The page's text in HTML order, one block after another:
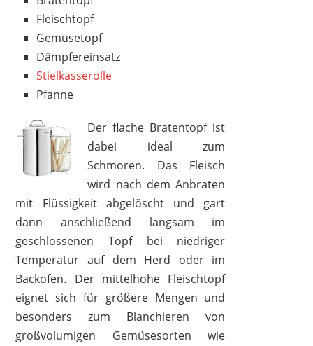
Fleischtopf
Gemüsetopf
Dämpfereinsatz
Stielkasserolle
Pfanne
Der flache Bratentopf ist
dabei ideal zum
Schmoren. Das Fleisch
wird nach dem Anbraten
mit Flüssigkeit abgelöscht und gart
dann anschließend langsam im
geschlossenen Topf bei niedriger
Temperatur auf dem Herd oder im
Backofen. Der mittelhohe Fleischtopf
eignet sich für größere Mengen und
besonders zum Blanchieren von
großvolumigen Gemüsesorten wie